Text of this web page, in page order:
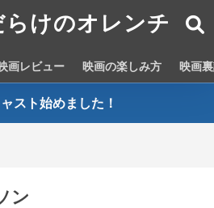
けのオレンチ
画レビュー 映画の楽しみ方 映画
スト始めました！
ン